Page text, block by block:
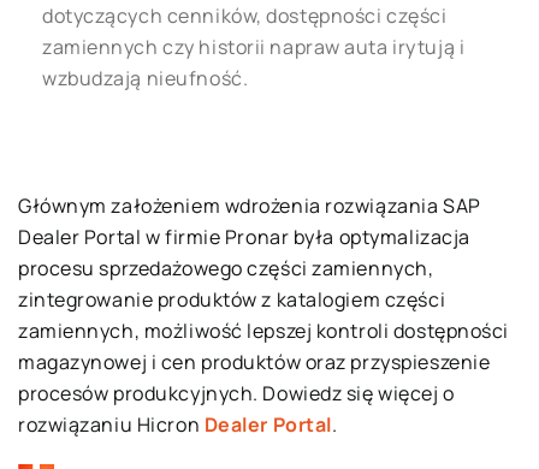
dotyczących cenników, dostępności części
zamiennych czy historii napraw auta irytują i
wzbudzają nieufność.
Głównym założeniem wdrożenia rozwiązania SAP
Dealer Portal w firmie Pronar była optymalizacja
procesu sprzedażowego części zamiennych,
zintegrowanie produktów z katalogiem części
zamiennych, możliwość lepszej kontroli dostępności
magazynowej i cen produktów oraz przyspieszenie
procesów produkcyjnych. Dowiedz sięwięcej o
rozwiązaniu Hicron Dealer Portal.